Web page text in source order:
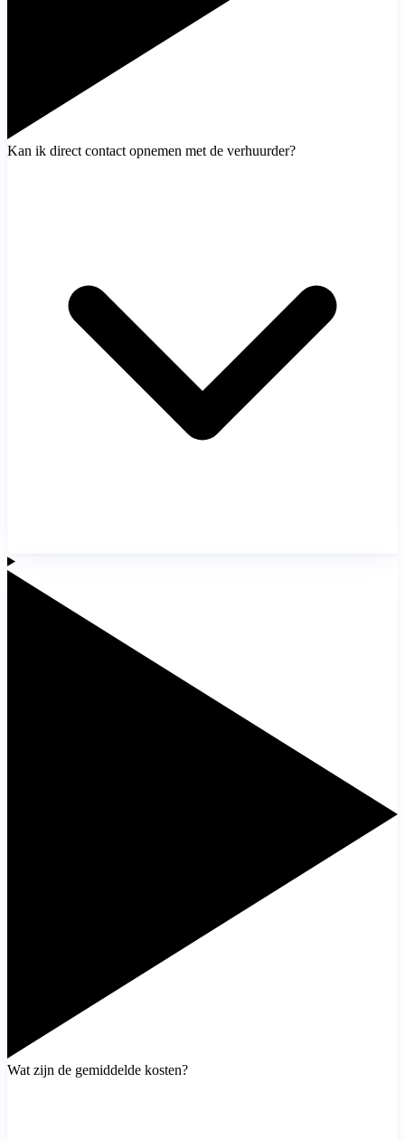
Kan ik direct contact opnemen met de verhuurder?
Wat zijn de gemiddelde kosten?